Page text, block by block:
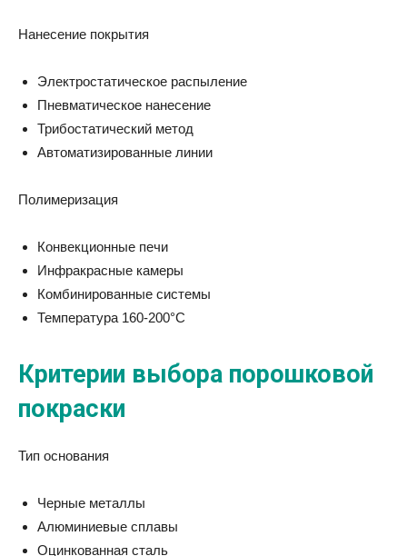
Нанесение покрытия
Электростатическое распыление
Пневматическое нанесение
Трибостатический метод
Автоматизированные линии
Полимеризация
Конвекционные печи
Инфракрасные камеры
Комбинированные системы
Температура 160-200°C
Критерии выбора порошковой
покраски
Тип основания
Черные металлы
Алюминиевые сплавы
Оцинкованная сталь